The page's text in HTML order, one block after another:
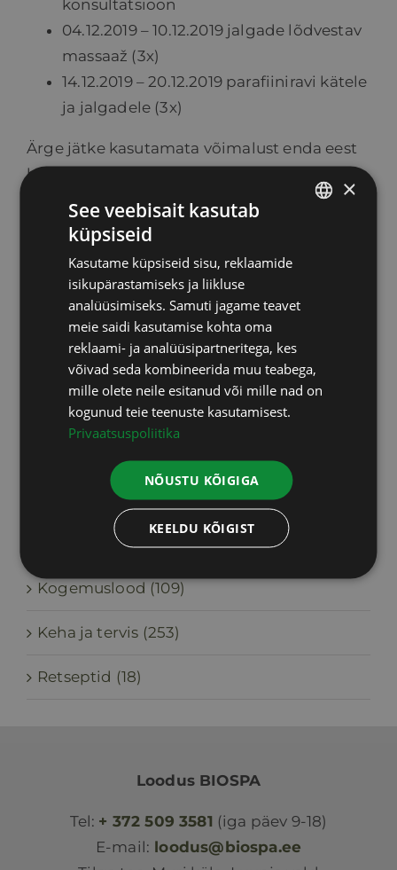
konsultatsioon
04.12.2019 – 10.12.2019 jalgade lõdvestav
massaaž (3х)
14.12.2019 – 20.12.2019 parafiiniravi kätele
ja jalgadele (3х)
Ärge jätke kasutamata võimalust enda eest
hoolitsemiseks ja registreeruge kohe, sest
kohtade arv on piiratud!
* Kinkeravi 7-päevase programmiga.
BRONEERI OMALE AEG SIIN
Keha ja tervis
Kategooriad
Kogemuslood (109)
Keha ja tervis (253)
Retseptid (18)
Loodus BIOSPA
Tel: + 372 509 3581 (iga päev 9-18)
E-mail: loodus@biospa.ee
×
See veebisait kasutab
küpsiseid
Kasutame küpsiseid sisu, reklaamide
isikupärastamiseks ja liikluse
analüüsimiseks. Samuti jagame teavet
meie saidi kasutamise kohta oma
reklaami- ja analüüsipartneritega, kes
võivad seda kombineerida muu teabega,
mille olete neile esitanud või mille nad on
kogunud teie teenuste kasutamisest.
Privaatsuspoliitika
NÕUSTU KÕIGIGA
KEELDU KÕIGIST